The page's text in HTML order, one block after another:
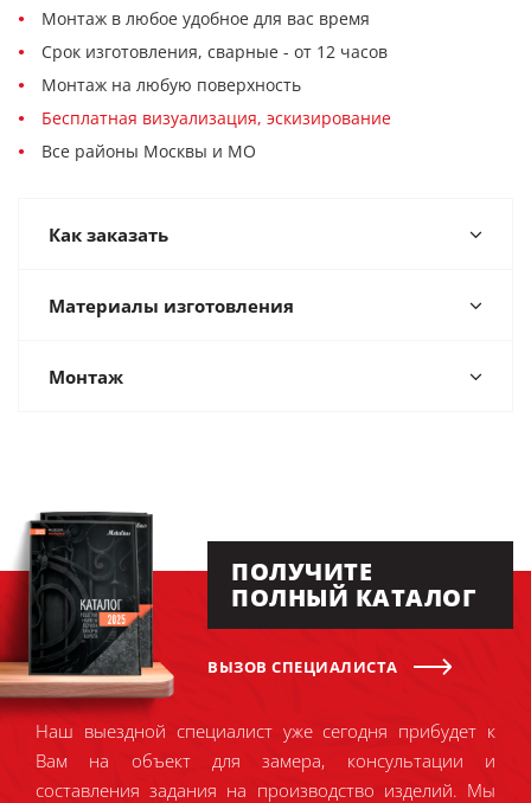
Монтаж в любое удобное для вас время
Срок изготовления, сварные - от 12 часов
Монтаж на любую поверхность
Бесплатная визуализация, эскизирование
Все районы Москвы и МО
Как заказать
Материалы изготовления
Монтаж
ПОЛУЧИТЕ
ПОЛНЫЙ КАТАЛОГ
ВЫЗОВ СПЕЦИАЛИСТА
Наш выездной специалист уже сегодня прибудет к
Вам на объект для замера, консультации и
составления задания на производство изделий. Мы